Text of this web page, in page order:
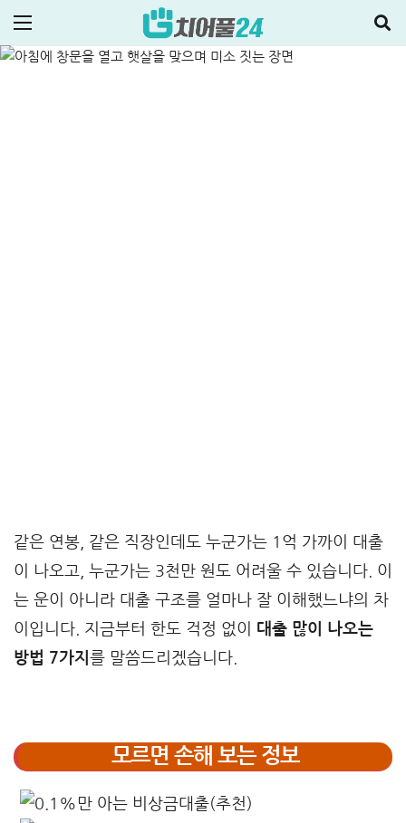
비상금대출·금융정보
같은 연봉, 같은 직장인데도 누군가는 1억 가까이 대출
이 나오고, 누군가는 3천만 원도 어려울 수 있습니다. 이
는 운이 아니라 대출 구조를 얼마나 잘 이해했느냐의 차
이입니다. 지금부터 한도 걱정 없이 대출 많이 나오는
방법 7가지 를 말씀드리겠습니다.
모르면 손해 보는 정보